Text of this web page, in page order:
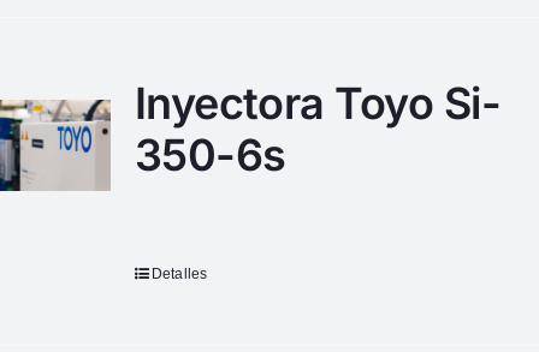
Inyectora Toyo Si-
350-6s
Detalles